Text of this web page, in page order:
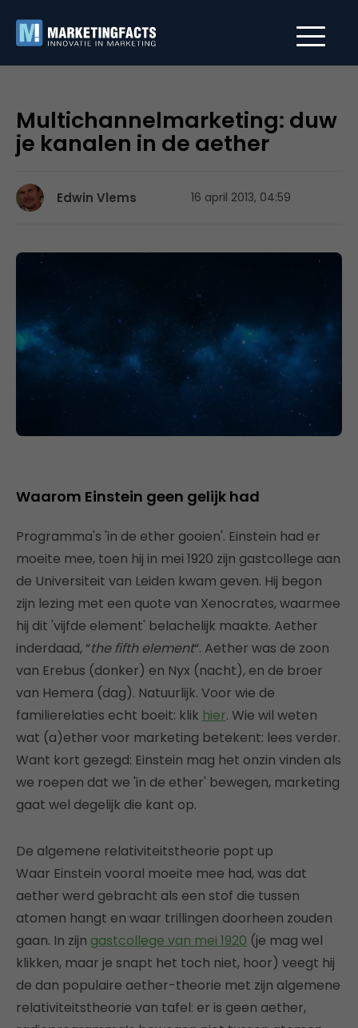
Multichannelmarketing: duw
je kanalen in de aether
Edwin Vlems 16 april 2013, 04:59
Waarom Einstein geen gelijk had
Programma's 'in de ether gooien'. Einstein had er
moeite mee, toen hij in mei 1920 zijn gastcollege aan
de Universiteit van Leiden kwam geven. Hij begon
zijn lezing met een quote van Xenocrates, waarmee
hij dit 'vijfde element' belachelijk maakte. Aether
inderdaad, “the fifth element“. Aether was de zoon
van Erebus (donker) en Nyx (nacht), en de broer
van Hemera (dag). Natuurlijk. Voor wie de
familierelaties echt boeit: klik hier. Wie wil weten
wat (a)ether voor marketing betekent: lees verder.
Want kort gezegd: Einstein mag het onzin vinden als
we roepen dat we 'in de ether' bewegen, marketing
gaat wel degelijk die kant op.
De algemene relativiteitstheorie popt up
Waar Einstein vooral moeite mee had, was dat
aether werd gebracht als een stof die tussen
atomen hangt en waar trillingen doorheen zouden
gaan. In zijn gastcollege van mei 1920 (je mag wel
klikken, maar je snapt het toch niet, hoor) veegt hij
de dan populaire aether-theorie met zijn algemene
relativiteitstheorie van tafel: er is geen aether,